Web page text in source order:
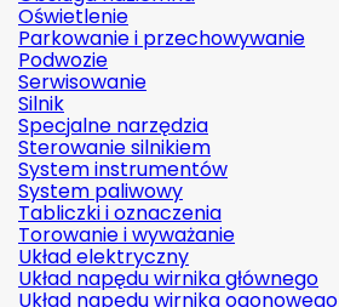
Oświetlenie
Parkowanie i przechowywanie
Podwozie
Serwisowanie
Silnik
Specjalne narzędzia
Sterowanie silnikiem
System instrumentów
System paliwowy
Tabliczki i oznaczenia
Torowanie i wyważanie
Układ elektryczny
Układ napędu wirnika głównego
Układ napędu wirnika ogonowego